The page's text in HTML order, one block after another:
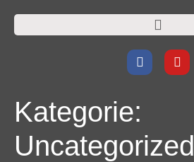
Kategorie:
Uncategorized